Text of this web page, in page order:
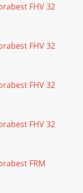
FHV 32
FHV 32
FHV 32
FHV 32
FRM